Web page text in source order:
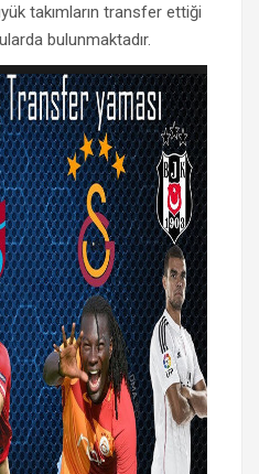
takımların transfer ettiği
bulunmaktadır.